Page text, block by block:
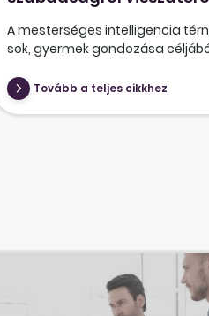
A mesterséges intelligencia
sok, gyermek gondozása
Tovább a teljes cikkhez